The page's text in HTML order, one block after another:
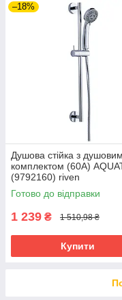
–18%
Душова стійка з душовим
комплектом (60A)
(9792160) riven
Готово до відправки
1 239 ₴ 1 510,98 ₴
Купити